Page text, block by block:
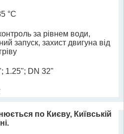
°С
за рівнем води,
запуск, захист двигуна від
1.25"; DN 32"
по Києву, Київській